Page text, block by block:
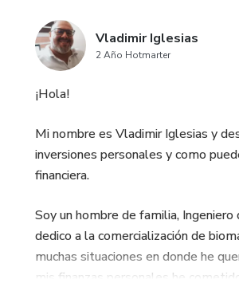
Vladimir Iglesias
2 Año Hotmarter
¡Hola!
Mi nombre es Vladimir Iglesias y
inversiones personales y como
financiera.
Soy un hombre de familia,
dedico a la comercialización de
muchas situaciones en donde he
mis finanzas personales he